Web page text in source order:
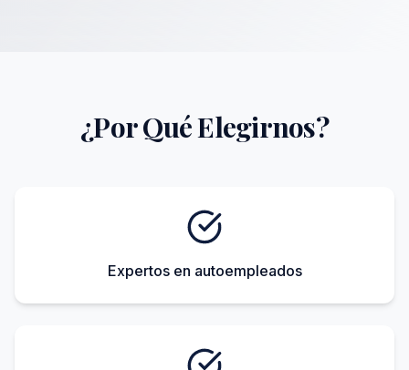
¿Por Qué Elegirnos?
Expertos en autoempleados